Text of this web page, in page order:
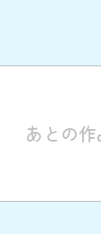
あとの作